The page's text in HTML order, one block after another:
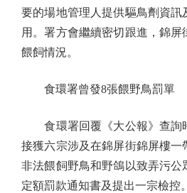
要的場地管理人提供驅鳥劑資訊
用。署方會繼續密切跟進，錦
餵飼情況。
食環署曾發8張餵野鳥罰單
食環署回覆《大公報》查詢
接獲六宗涉及在錦屏街錦屏樓一
非法餵飼野鳥和野鴿以致弄污公
定額罰款通知書及提出一宗檢控。